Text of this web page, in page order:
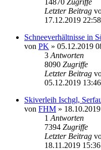
Letzter Beitrag
17.12.2019 22:58
Schneeverhältnisse in
von PK » 05.12.2019
3 Antworten
8090 Zugriffe
Letzter Beitrag
05.12.2019 13:46
Skiverleih Ischgl,
von FHM »
1 Antworten
7394 Zugriffe
Letzter Beitrag
18.11.2019 15:36